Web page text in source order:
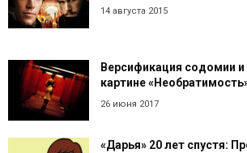
14 августа 2015
Версификация содомии и
картине
26 июня 2017
«Дарья» 20 лет спустя: